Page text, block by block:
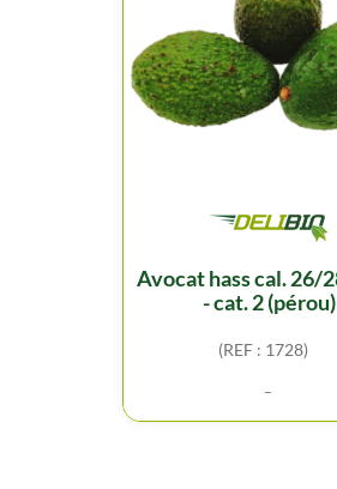
avocat hass cal. 26/28 (6 kg)
- cat. 2 (pérou)
(REF : 1728)
-